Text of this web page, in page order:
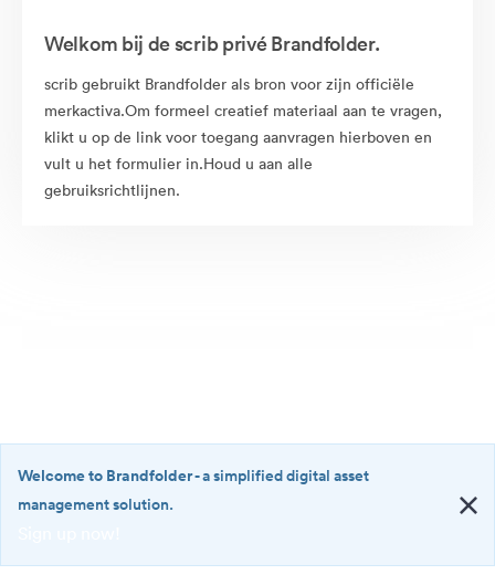
Welkom bij de scrib privé Brandfolder.
scrib gebruikt Brandfolder als bron voor zijn officiële
merkactiva.Om formeel creatief materiaal aan te vragen,
klikt u op de link voor toegang aanvragen hierboven en
vult u het formulier in.Houd u aan alle
gebruiksrichtlijnen.
·
Welcome to Brandfolder- a simplified digital asset
management solution.